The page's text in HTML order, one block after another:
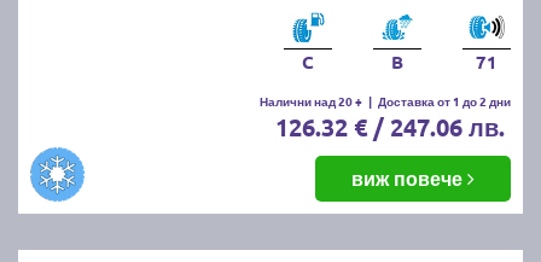
C B 71
Налични над 20 + | Доставка от 1 до 2 дни
126.32 € / 247.06 лв.
виж повече